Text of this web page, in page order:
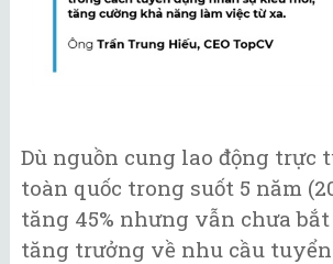
Dù nguồn cung lao động trực
toàn quốc trong suốt 5 năm
tăng 45% nhưng vẫn chưa
tăng trưởng về nhu cầu